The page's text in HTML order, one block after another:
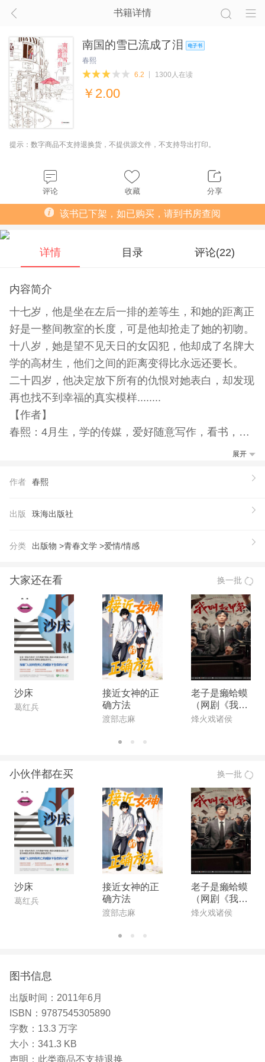
书籍详情
南国的雪已流成了泪
春熙
6.2
1300人在读
￥ 2.00
提示：数字商品不支持退换货，不提供源文件，不支持导出打印。
评论 收藏 分享
该书已下架，如已购买，请到书房查阅
详情 目录 评论(22)
内容简介
十七岁，他是坐在左后一排的差等生，和她的距离正
好是一整间教室的长度，可是他却抢走了她的初吻。
十八岁，她是望不见天日的女囚犯，他却成了名牌大
学的高材生，他们之间的距离变得比永远还要长。
二十四岁，他决定放下所有的仇恨对她表白，却发现
再也找不到幸福的真实模样........
【作者】
春熙：4月生，学的传媒，爱好随意写作，看书，听
歌，带着单反四处闲逛，逃过课，走过几个城市。不
展开
作者 春熙
出版 珠海出版社
分类 出版物 >青春文学 >爱情/情感
大家还在看 换一批
沙床
葛红兵
接近女神的正
确方法
渡部志麻
老子是癞蛤蟆
（网剧《我叫
赵甲第》原
烽火戏诸侯
小伙伴都在买 换一批
沙床
葛红兵
接近女神的正
确方法
渡部志麻
老子是癞蛤蟆
（网剧《我叫
赵甲第》原
烽火戏诸侯
图书信息
出版时间： 2011年6月
ISBN： 9787545305890
字数： 13.3 万字
大小： 341.3 KB
声明： 此类商品不支持退换